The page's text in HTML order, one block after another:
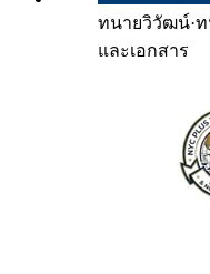
ทนายวิวัฒน์·ท
และเอกสาร